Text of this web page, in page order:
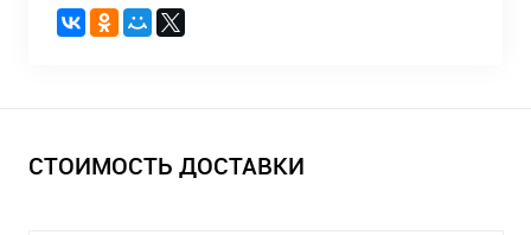
СТОИМОСТЬ ДОСТАВКИ